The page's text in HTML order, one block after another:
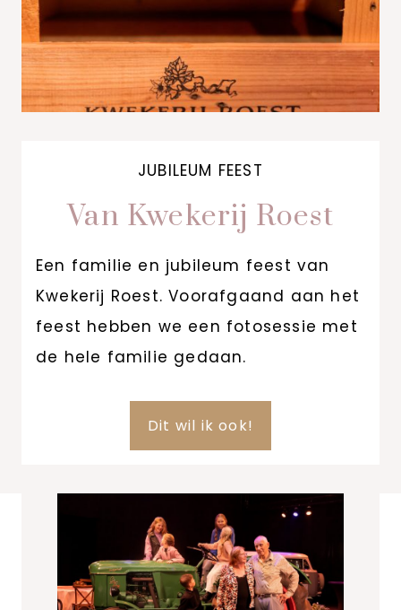
JUBILEUM FEEST
Van Kwekerij Roest
Een familie en jubileum feest van
Kwekerij Roest. Voorafgaand aan het
feest hebben we een fotosessie met
de hele familie gedaan.
Dit wil ik ook!